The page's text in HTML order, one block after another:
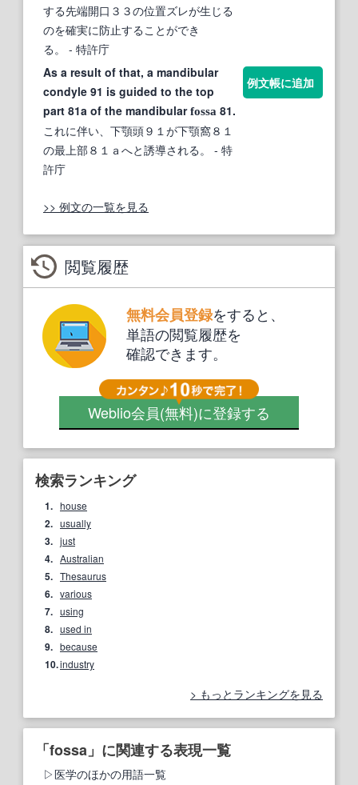
する先端開口３３の位置ズレが生じる
のを確実に防止することができ
る。
- 特許庁
As a result of that, a mandibular
condyle 91 is guided to the top
part 81a of the mandibularfossa 81.
これに伴い、下顎頭９１が下顎窩８１
の最上部８１ａへと誘導される。
- 特
許庁
例文帳に追加
>> 例文の一覧を見る
閲覧履歴
無料会員登録をすると、
単語の閲覧履歴を
確認できます。
Weblio会員(無料)に登録する
検索ランキング
1. house
2. usually
3. just
4. Australian
5. Thesaurus
6. various
7. using
8. used in
9. because
10.industry
もっとランキングを見る
「fossa」に関連する表現一覧
医学のほかの用語一覧